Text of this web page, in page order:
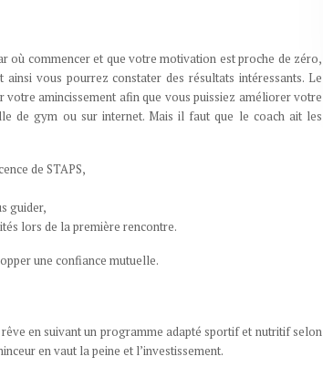
où commencer et que votre motivation est proche de zéro,
vous pourrez constater des résultats intéressants. Le
amincissement afin que vous puissiez améliorer votre
de gym ou sur internet. Mais il faut que le coach ait les
de STAPS,
guider,
lors de la première rencontre.
une confiance mutuelle.
en suivant un programme adapté sportif et nutritif selon
en vaut la peine et l’investissement.